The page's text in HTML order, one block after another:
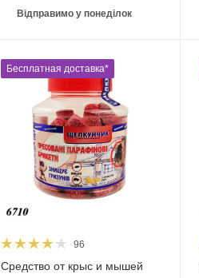
Відправимо у понеділок
Бесплатная доставка*
96
Средство от крыс и мышей